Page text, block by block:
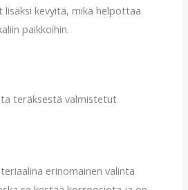
kevyitä, mikä helpottaa
paikkoihin.
teräksestä valmistetut
erinomainen valinta